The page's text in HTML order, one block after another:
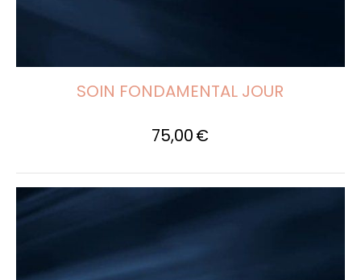
SOIN FONDAMENTAL JOUR
75,00€